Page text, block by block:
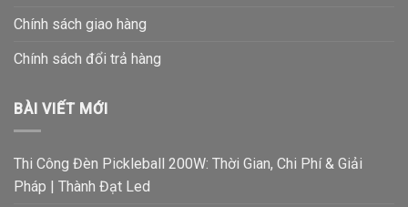
Chính sách giao hàng
Chính sách đổi trả hàng
BÀI VIẾT MỚI
Thi Công Đèn Pickleball 200W: Thời Gian, Chi Phí & Giải
Pháp | Thành Đạt Led